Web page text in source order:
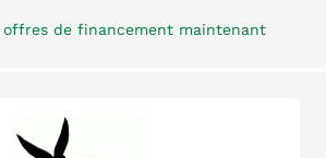
offres de financement maintenant